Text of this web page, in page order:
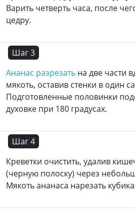
Варить четверть часа, после
цедру.
Шаг 3
Ананас разрезать на две части
мякоть, оставив стенки в один
Подготовленные половинки
духовке при 180 градусах.
Шаг 4
Креветки очистить, удалив
(черную полоску) через
Мякоть ананаса нарезать